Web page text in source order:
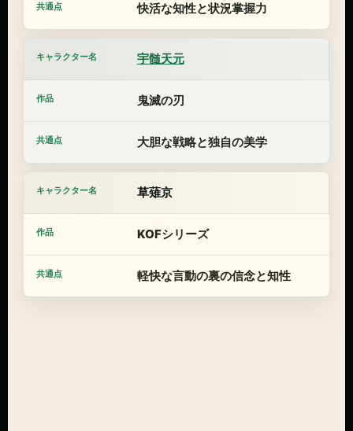
快活な知性と状況掌握力
宇髄天元
鬼滅の刃
大胆な戦略と独自の美学
草薙京
KOFシリーズ
軽快な言動の裏の信念と知性